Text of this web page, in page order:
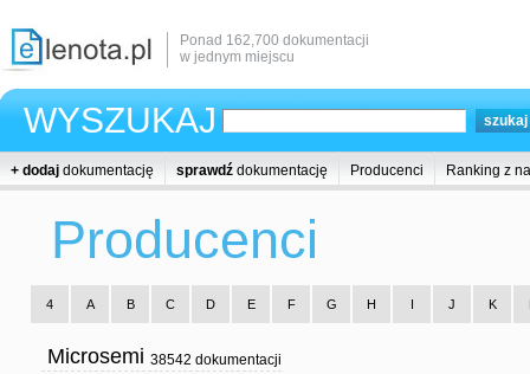
Ponad 162,700 dokumentacji
w jednym miejscu
WYSZUKAJ
+ dodaj dokumentację sprawdź dokumentację Producenci Ranking z
Producenci
4 A B C D E F G H I J K
Microsemi 38542 dokumentacji